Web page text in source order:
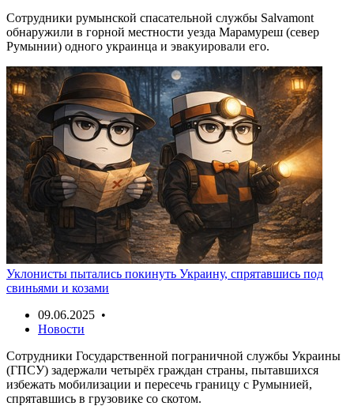
Сотрудники румынской спасательной службы Salvamont
обнаружили в горной местности уезда Марамуреш (север
Румынии) одного украинца и эвакуировали его.
Уклонисты пытались покинуть Украину, спрятавшись под
свиньями и козами
09.06.2025 •
Новости
Сотрудники Государственной пограничной службы Украины
(ГПСУ) задержали четырёх граждан страны, пытавшихся
избежать мобилизации и пересечь границу с Румынией,
спрятавшись в грузовике со скотом.